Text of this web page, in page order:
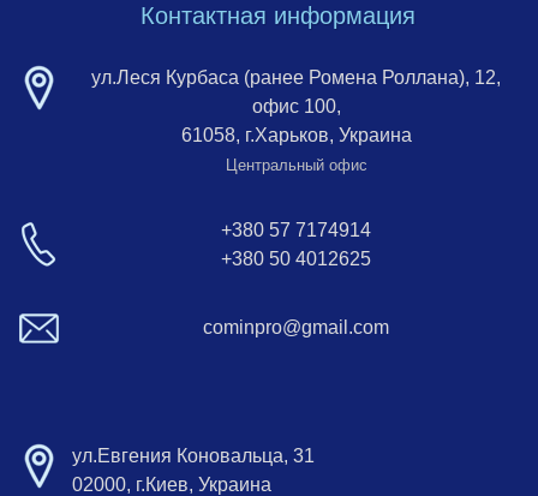
Контактная информация
ул.Леся Курбаса (ранее Ромена Роллана), 12,
офис 100,
61058, г.Харьков, Украина
Центральный офис
+380 57 7174914
+380 50 4012625
cominpro@gmail.com
ул.Евгения Коновальца, 31
02000, г.Киев, Украина